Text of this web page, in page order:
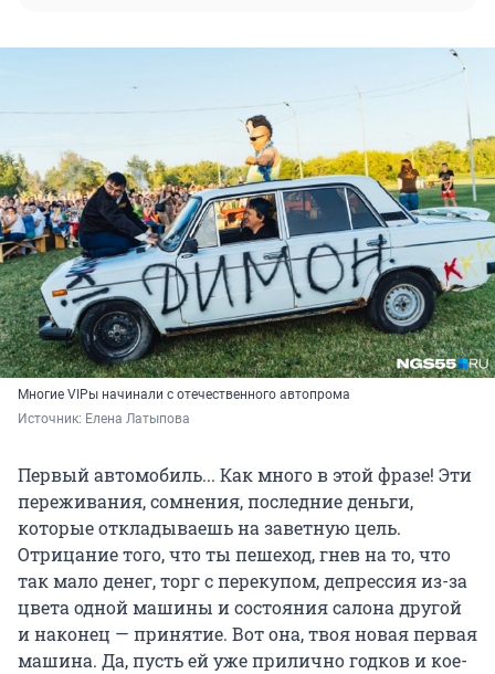
Многие VIPы начинали с отечественного автопрома
Источник: Елена Латыпова
Первый автомобиль... Как много в этой фразе! Эти
переживания, сомнения, последние деньги,
которые откладываешь на заветную цель.
Отрицание того, что ты пешеход, гнев на то, что
так мало денег, торг с перекупом, депрессия из-за
цвета одной машины и состояния салона другой
и наконец — принятие. Вот она, твоя новая первая
машина. Да, пусть ей уже прилично годков и кое-